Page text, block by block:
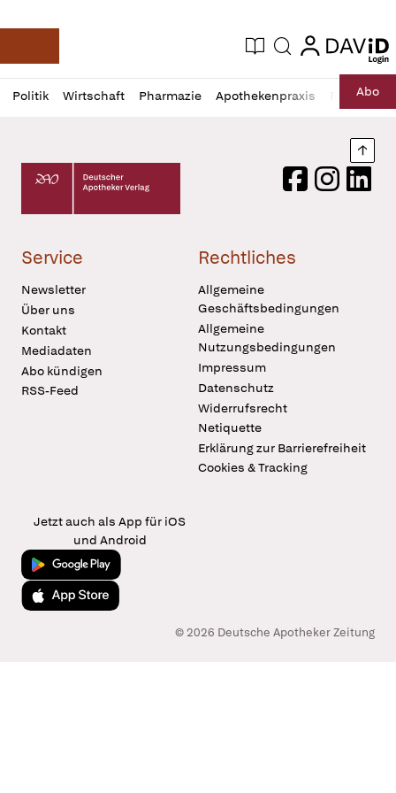
Deutsche Apotheker Zeitung
Aktuelle Ausgabe
Suche login
login
Politik Wirtschaft Pharmazie Apothekenpraxis RechtAbo
Profil
öffnen
Daz
Pur
Deutscher Apotheker Verlag Logo
FacebookInstagram
Service
Newsletter
Über uns
Kontakt
Mediadaten
Abo kündigen
RSS-Feed
Rechtliches
Allgemeine
Geschäftsbedingungen
Allgemeine
Nutzungsbedingungen
Impressum
Datenschutz
Widerrufsrecht
Netiquette
Erklärung zur Barrierefreiheit
Cookies & Tracking
Jetzt auch als App für iOS
und Android
Jetzt bei Google Play
Laden im App Store
© 2026 Deutsche Apotheker Zeitung